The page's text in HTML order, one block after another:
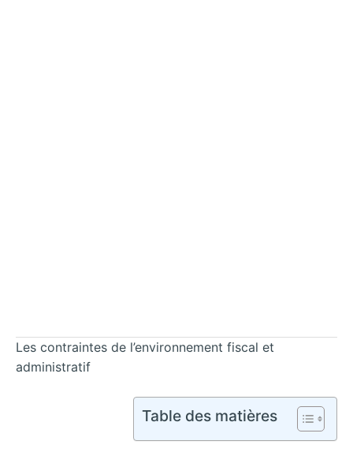
Les contraintes de l’environnement fiscal et
administratif
Table des matières